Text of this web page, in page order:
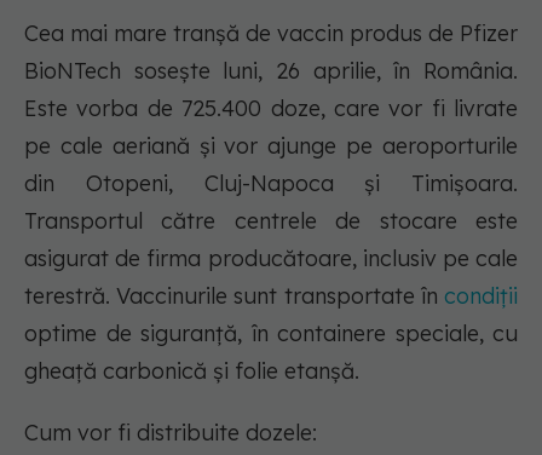
Cea mai mare tranșă de vaccin produs de Pfizer
BioNTech sosește luni, 26 aprilie, în România.
Este vorba de 725.400 doze, care vor fi livrate
pe cale aeriană și vor ajunge pe aeroporturile
din Otopeni, Cluj-Napoca și Timișoara.
Transportul către centrele de stocare este
asigurat de firma producătoare, inclusiv pe cale
terestră. Vaccinurile sunt transportate în condiții
optime de siguranță, în containere speciale, cu
gheață carbonică și folie etanșă.
Cum vor fi distribuite dozele: